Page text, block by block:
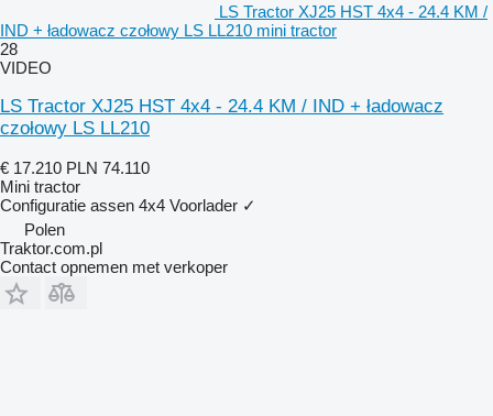
LS Tractor XJ25 HST 4x4 - 24.4 KM /
IND + ładowacz czołowy LS LL210 mini tractor
28
VIDEO
LS Tractor XJ25 HST 4x4 - 24.4 KM / IND + ładowacz
czołowy LS LL210
€ 17.210 PLN 74.110
Mini tractor
Configuratie assen 4x4 Voorlader ✓
Polen
Traktor.com.pl
Contact opnemen met verkoper